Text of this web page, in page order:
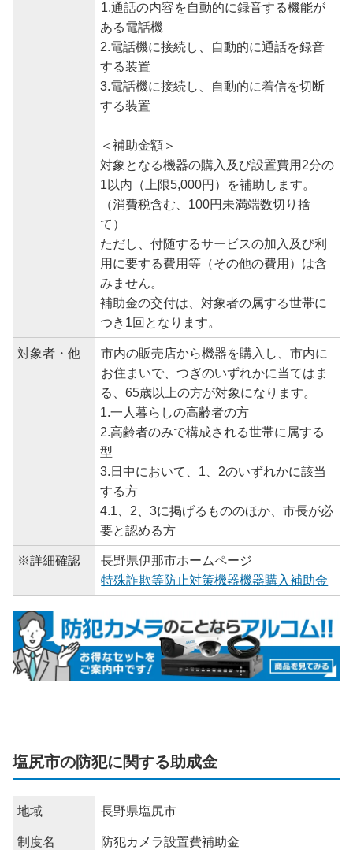
1.通話の内容を自動的に録音する機能が
ある電話機
2.電話機に接続し、自動的に通話を録音
する装置
3.電話機に接続し、自動的に着信を切断
する装置
＜補助金額＞
対象となる機器の購入及び設置費用2分の
1以内（上限5,000円）を補助します。
（消費税含む、100円未満端数切り捨
て）
ただし、付随するサービスの加入及び利
用に要する費用等（その他の費用）は含
みません。
補助金の交付は、対象者の属する世帯に
つき1回となります。
対象者・他
市内の販売店から機器を購入し、市内に
お住まいで、つぎのいずれかに当てはま
る、65歳以上の方が対象になります。
1.一人暮らしの高齢者の方
2.高齢者のみで構成される世帯に属する
型
3.日中において、1、2のいずれかに該当
する方
4.1、2、3に掲げるもののほか、市長が必
要と認める方
※詳細確認
長野県伊那市ホームページ
特殊詐欺等防止対策機器機器購入補助金
塩尻市の防犯に関する助成金
地域 長野県塩尻市
制度名 防犯カメラ設置費補助金